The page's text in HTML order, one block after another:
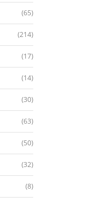
(65)
(214)
(17)
(14)
(30)
(63)
(50)
(32)
(8)